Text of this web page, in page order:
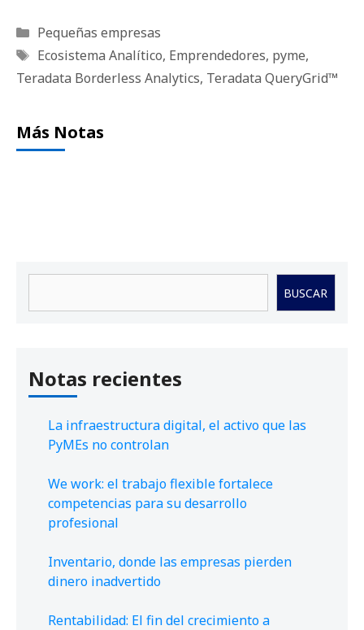
Categorías
Pequeñas empresas
Etiquetas
Ecosistema Analítico, Emprendedores, pyme,
Teradata Borderless Analytics, Teradata QueryGrid™
Más Notas
BUSCAR
Notas recientes
La infraestructura digital, el activo que las
PyMEs no controlan
We work: el trabajo flexible fortalece
competencias para su desarrollo
profesional
Inventario, donde las empresas pierden
dinero inadvertido
Rentabilidad: El fin del crecimiento a